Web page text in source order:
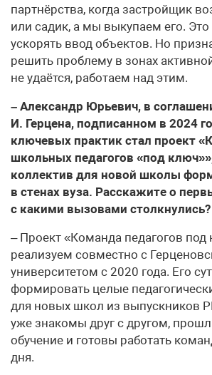
партнёрства, когда застройщик
или садик, а мы выкупаем его. Это
ускорять ввод объектов. Но
решить проблему в зонах
не удаётся, работаем над этим.
– Александр Юрьевич, в
И. Герцена, подписанном в 2024
ключевых практик стал проект
школьных педагогов «под
коллектив для новой школы
в стенах вуза. Расскажите о
с какими вызовами столкнулись?
– Проект «Команда педагогов
реализуем совместно с
университетом с 2020 года. Его
формировать целые
для новых школ из выпускников
уже знакомы друг с другом,
обучение и готовы работать
дня.